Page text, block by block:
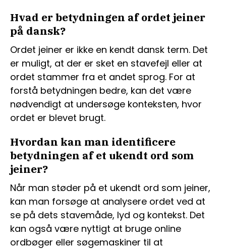
Hvad er betydningen af ​​ordet jeiner
på dansk?
Ordet jeiner er ikke en kendt dansk term. Det
er muligt, at der er sket en stavefejl eller at
ordet stammer fra et andet sprog. For at
forstå betydningen bedre, kan det være
nødvendigt at undersøge konteksten, hvor
ordet er blevet brugt.
Hvordan kan man identificere
betydningen af et ukendt ord som
jeiner?
Når man støder på et ukendt ord som jeiner,
kan man forsøge at analysere ordet ved at
se på dets stavemåde, lyd og kontekst. Det
kan også være nyttigt at bruge online
ordbøger eller søgemaskiner til at